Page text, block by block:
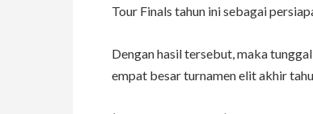
Tour Finals tahun ini sebagai
Dengan hasil tersebut, maka
empat besar turnamen elit akhir